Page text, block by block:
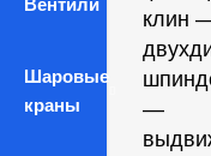
Вентили
Шаровые
краны
клин
—